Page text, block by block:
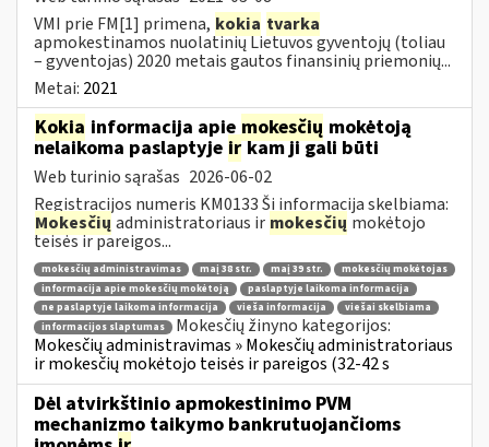
VMI prie FM[1] primena, kokia tvarka
apmokestinamos nuolatinių Lietuvos gyventojų (toliau
– gyventojas) 2020 metais gautos finansinių priemonių...
Metai: 2021
Kokia informacija apie mokesčių mokėtoją
nelaikoma paslaptyje irkam ji gali būti
Web turinio sąrašas 2026-06-02
Registracijos numeris KM0133 Ši informacija skelbiama:
Mokesčių administratoriaus ir mokesčių mokėtojo
teisės ir pareigos...
mokesčių administravimas maį 38 str. maį 39 str.
mokesčių mokėtojas
informacija apie mokesčių mokėtoją
paslaptyje laikoma informacija
ne paslaptyje laikoma informacija
vieša informacija
viešai skelbiama
informacijos slaptumas
Mokesčių žinyno kategorijos:
Mokesčių administravimas » Mokesčių administratoriaus
ir mokesčių mokėtojo teisės ir pareigos (32-42 s
Dėl atvirkštinio apmokestinimo PVM
mechanizmo taikymo bankrutuojančioms